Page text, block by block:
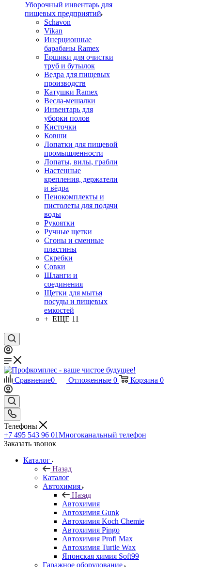
Уборочный инвентарь для
пищевых предприятий
Schavon
Vikan
Инерционные
барабаны Ramex
Ершики для очистки
труб и бутылок
Ведра для пищевых
производств
Катушки Ramex
Весла-мешалки
Инвентарь для
уборки полов
Кисточки
Ковши
Лопатки для пищевой
промышленности
Лопаты, вилы, грабли
Настенные
крепления, держатели
и вёдра
Пенокомплекты и
пистолеты для подачи
воды
Рукоятки
Ручные щетки
Сгоны и сменные
пластины
Скребки
Совки
Шланги и
соединения
Щетки для мытья
посуды и пищевых
емкостей
+ ЕЩЕ 11
Сравнение0 Отложенные 0 Корзина 0
Телефоны
+7 495 543 96 01Многоканальный телефон
Заказать звонок
Каталог
Назад
Каталог
Автохимия
Назад
Автохимия
Автохимия Gunk
Автохимия Koch Chemie
Автохимия Pingo
Автохимия Profi Max
Автохимия Turtle Wax
Японская химия Soft99
Гаражное оборудование